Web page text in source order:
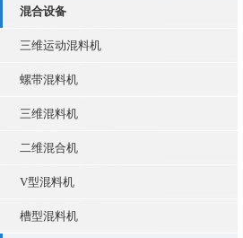
混合设备
三维运动混料机
螺带混料机
三维混料机
二维混合机
V型混料机
槽型混料机